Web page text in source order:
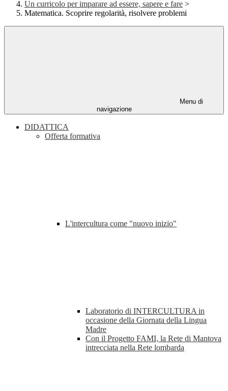
Un curricolo per imparare ad essere, sapere e fare >
Matematica. Scoprire regolarità, risolvere problemi
Menu di
navigazione
DIDATTICA
Offerta formativa
L'intercultura come "nuovo inizio"
Laboratorio di INTERCULTURA in
occasione della Giornata della Lingua
Madre
Con il Progetto FAMI, la Rete di Mantova
intrecciata nella Rete lombarda